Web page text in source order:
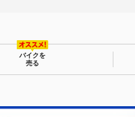
バイクを
売る